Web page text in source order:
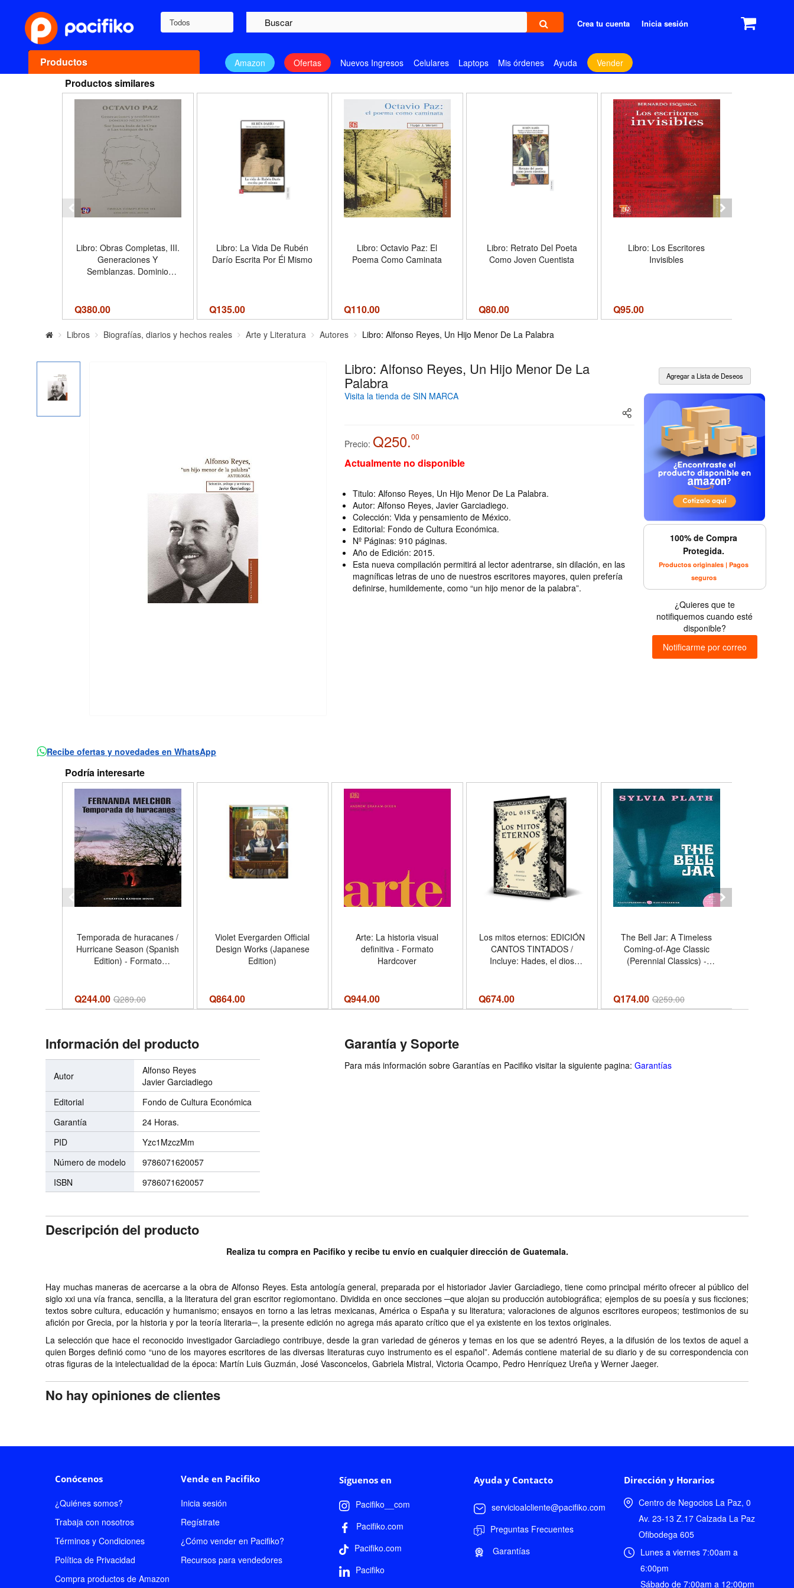
Todos Crea tu cuenta Inicia sesión
Productos Amazon Ofertas Nuevos Ingresos Celulares Laptops Mis órdenes Ayuda Vender
Productos similares
Libro: Obras Completas, III.
Generaciones Y
Semblanzas. Dominio
Q380.00
Libro: La Vida De Rubén
Darío Escrita Por Él Mismo
Q135.00
Libro: Octavio Paz: El
Poema Como Caminata
Q110.00
Libro: Retrato Del Poeta
Como Joven Cuentista
Q80.00
Libro: Los Escritores
Invisibles
Q95.00
Libros Biografías, diarios y hechos reales Arte y Literatura Autores Libro: Alfonso Reyes, Un Hijo Menor De La Palabra
Libro: Alfonso Reyes, Un Hijo Menor De La
Palabra
Visita la tienda de SIN MARCA
Precio: Q250.00
Actualmente no disponible
Titulo: Alfonso Reyes, Un Hijo Menor De La Palabra.
Autor: Alfonso Reyes, Javier Garciadiego.
Colección: Vida y pensamiento de México.
Editorial: Fondo de Cultura Económica.
Nº Páginas: 910 páginas.
Año de Edición: 2015.
Esta nueva compilación permitirá al lector adentrarse, sin dilación, en las
magníficas letras de uno de nuestros escritores mayores, quien prefería
definirse, humildemente, como “un hijo menor de la palabra”.
100% de Compra
Protegida.
Productos originales | Pagos
seguros
¿Quieres que te
notifiquemos cuando esté
disponible?
Notificarme por correo
Recibe ofertas y novedades en WhatsApp
Podría interesarte
Temporada de huracanes /
Hurricane Season (Spanish
Edition) - Formato
Q244.00 Q289.00
Violet Evergarden Official
Design Works (Japanese
Edition)
Q864.00
Arte: La historia visual
definitiva - Formato
Hardcover
Q944.00
Los mitos eternos: EDICIÓN
CANTOS TINTADOS /
Incluye: Hades, el dios
Sísifo, el hombre que
engañó a la muerte -
Q674.00
The Bell Jar: A Timeless
Coming-of-Age Classic
(Perennial Classics) -
Q174.00 Q259.00
Información del producto
Autor
Alfonso Reyes
Javier Garciadiego
Editorial
Fondo de Cultura Económica
Garantía
24 Horas.
PID
Yzc1MzczMm
Número de modelo
9786071620057
ISBN
9786071620057
Garantía y Soporte
Para más información sobre Garantías en Pacifiko visitar la siguiente pagina: Garantías
Descripción del producto
Realiza tu compra en Pacifiko y recibe tu envío en cualquier dirección de Guatemala.
Hay muchas maneras de acercarse a la obra de Alfonso Reyes. Esta antología general, preparada por el historiador Javier Garciadiego, tiene como principal mérito ofrecer al público del
siglo xxi una vía franca, sencilla, a la literatura del gran escritor regiomontano. Dividida en once secciones ─que alojan su producción autobiográfica; ejemplos de su poesía y sus ficciones;
textos sobre cultura, educación y humanismo; ensayos en torno a las letras mexicanas, América o España y su literatura; valoraciones de algunos escritores europeos; testimonios de su
afición por Grecia, por la historia y por la teoría literaria─, la presente edición no agrega más aparato crítico que el ya existente en los textos originales.
La selección que hace el reconocido investigador Garciadiego contribuye, desde la gran variedad de géneros y temas en los que se adentró Reyes, a la difusión de los textos de aquel a
quien Borges definió como “uno de los mayores escritores de las diversas literaturas cuyo instrumento es el español”. Además contiene material de su diario y de su correspondencia con
otras figuras de la intelectualidad de la época: Martín Luis Guzmán, José Vasconcelos, Gabriela Mistral, Victoria Ocampo, Pedro Henríquez Ureña y Werner Jaeger.
No hay opiniones de clientes
Conócenos
¿Quiénes somos?
Trabaja con nosotros
Términos y Condiciones
Política de Privacidad
Compra productos de Amazon
Vende en Pacifiko
Inicia sesión
Regístrate
¿Cómo vender en Pacifiko?
Recursos para vendedores
Síguenos en
Pacifiko__com
Pacifiko.com
Pacifiko.com
Pacifiko
Ayuda y Contacto
servicioalcliente@pacifiko.com
Preguntas Frecuentes
Garantías
Dirección y Horarios
Centro de Negocios La Paz, 0
Av. 23-13 Z.17 Calzada La Paz
Ofibodega 605
Lunes a viernes 7:00am a
6:00pm
Sábado de 7:00am a 12:00pm